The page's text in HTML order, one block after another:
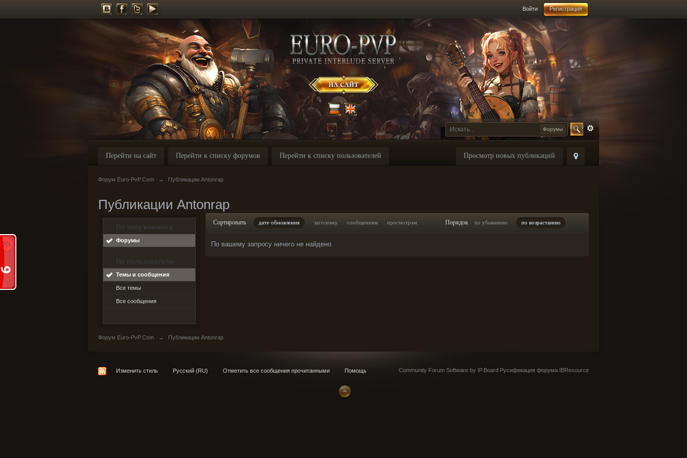
Войти Регистрация
Форумы
Просмотр новых публикаций
Перейти на сайт Перейти к списку форумов Перейти к списку пользователей
Форум Euro-PvP.Com → Публикации Antonrap
Публикации Antonrap
По типу контента
Форумы
По пользователю
Темы и сообщения
Все темы
Все сообщения
Сортировать дате обновления заголовку сообщениям просмотрам Порядок по убыванию по возрастанию
По вашему запросу ничего не найдено.
Форум Euro-PvP.Com → Публикации Antonrap
Изменить стиль Русский (RU) Отметить все сообщения прочитанными Помощь Community Forum Software by IP.Board Русификация форума IBResource